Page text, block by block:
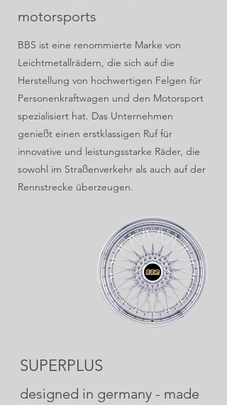
motorsports
BBS ist eine renommierte Marke von
Leichtmetallrädern, die sich auf die
Herstellung von hochwertigen Felgen für
Personenkraftwagen und den Motorsport
spezialisiert hat. Das Unternehmen
genießt einen erstklassigen Ruf für
innovative und leistungsstarke Räder, die
sowohl im Straßenverkehr als auch auf der
Rennstrecke überzeugen.
SUPERPLUS
designed in germany - made